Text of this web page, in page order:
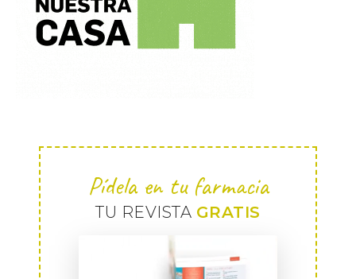
Pídela en tu farmacia
TU REVISTA GRATIS